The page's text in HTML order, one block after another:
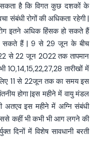
है कि विगत कुछ दशकों के
संबंधी रोगों की अधिकता रहेगी |
इतने अधिक हिंसक हो सकते हैं
सकते हैं | 9 से 29 जून के बीच
से 22 जून 2022 तक तापमान
10,14,15,22,27,28 तारीखों में
11 से 22जून तक का समय इस
होगा |इस महीने में वायु मंडल
अतएव इस महीने में अग्नि संबंधी
कहीं भी कभी भी आग लगने की
दिनों में विशेष सावधानी बरती